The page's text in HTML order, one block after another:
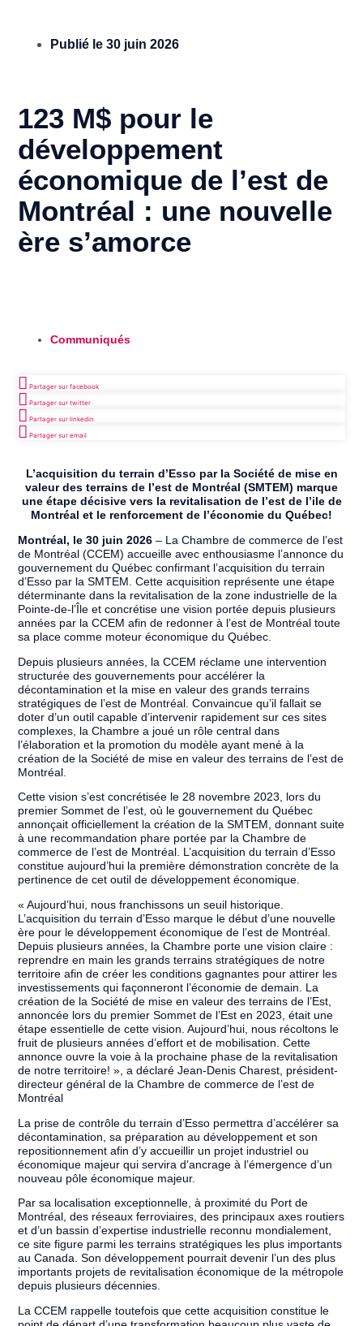
Publié le 30 juin 2026
123 M$ pour le
développement
économique de l’est de
Montréal : une nouvelle
ère s’amorce
Communiqués
Partager sur facebook
Partager sur twitter
Partager sur linkedin
Partager sur email
L’acquisition du terrain d’Esso par la Société de mise en
valeur des terrains de l’est de Montréal (SMTEM) marque
une étape décisive vers la revitalisation de l’est de l’ile de
Montréal et le renforcement de l’économie du Québec!
Montréal, le 30 juin 2026 – La Chambre de commerce de l’est
de Montréal (CCEM) accueille avec enthousiasme l’annonce du
gouvernement du Québec confirmant l’acquisition du terrain
d’Esso par la SMTEM. Cette acquisition représente une étape
déterminante dans la revitalisation de la zone industrielle de la
Pointe-de-l’Île et concrétise une vision portée depuis plusieurs
années par la CCEM afin de redonner à l’est de Montréal toute
sa place comme moteur économique du Québec.
Depuis plusieurs années, la CCEM réclame une intervention
structurée des gouvernements pour accélérer la
décontamination et la mise en valeur des grands terrains
stratégiques de l’est de Montréal. Convaincue qu’il fallait se
doter d’un outil capable d’intervenir rapidement sur ces sites
complexes, la Chambre a joué un rôle central dans
l’élaboration et la promotion du modèle ayant mené à la
création de la Société de mise en valeur des terrains de l’est de
Montréal.
Cette vision s’est concrétisée le 28 novembre 2023, lors du
premier Sommet de l’est, où le gouvernement du Québec
annonçait officiellement la création de la SMTEM, donnant suite
à une recommandation phare portée par la Chambre de
commerce de l’est de Montréal. L’acquisition du terrain d’Esso
constitue aujourd’hui la première démonstration concrète de la
pertinence de cet outil de développement économique.
« Aujourd’hui, nous franchissons un seuil historique.
L’acquisition du terrain d’Esso marque le début d’une nouvelle
ère pour le développement économique de l’est de Montréal.
Depuis plusieurs années, la Chambre porte une vision claire :
reprendre en main les grands terrains stratégiques de notre
territoire afin de créer les conditions gagnantes pour attirer les
investissements qui façonneront l’économie de demain. La
création de la Société de mise en valeur des terrains de l’Est,
annoncée lors du premier Sommet de l’Est en 2023, était une
étape essentielle de cette vision. Aujourd’hui, nous récoltons le
fruit de plusieurs années d’effort et de mobilisation. Cette
annonce ouvre la voie à la prochaine phase de la revitalisation
de notre territoire! », a déclaré Jean-Denis Charest, président-
directeur général de la Chambre de commerce de l’est de
Montréal
La prise de contrôle du terrain d’Esso permettra d’accélérer sa
décontamination, sa préparation au développement et son
repositionnement afin d’y accueillir un projet industriel ou
économique majeur qui servira d’ancrage à l’émergence d’un
nouveau pôle économique majeur.
Par sa localisation exceptionnelle, à proximité du Port de
Montréal, des réseaux ferroviaires, des principaux axes routiers
et d’un bassin d’expertise industrielle reconnu mondialement,
ce site figure parmi les terrains stratégiques les plus importants
au Canada. Son développement pourrait devenir l’un des plus
importants projets de revitalisation économique de la métropole
depuis plusieurs décennies.
La CCEM rappelle toutefois que cette acquisition constitue le